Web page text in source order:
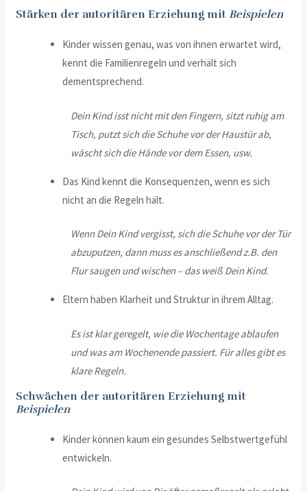
Stärken der autoritären Erziehung mit Beispielen
Kinder wissen genau, was von ihnen erwartet wird,
kennt die Familienregeln und verhält sich
dementsprechend.
Dein Kind isst nicht mit den Fingern, sitzt ruhig am
Tisch, putzt sich die Schuhe vor der Haustür ab,
wäscht sich die Hände vor dem Essen, usw.
Das Kind kennt die Konsequenzen, wenn es sich
nicht an die Regeln hält.
Wenn Dein Kind vergisst, sich die Schuhe vor der Tür
abzuputzen, dann muss es anschließend z.B. den
Flur saugen und wischen – das weiß Dein Kind.
Eltern haben Klarheit und Struktur in ihrem Alltag.
Es ist klar geregelt, wie die Wochentage ablaufen
und was am Wochenende passiert. Für alles gibt es
klare Regeln.
Schwächen der autoritären Erziehung mit
Beispielen
Kinder können kaum ein gesundes Selbstwertgefühl
entwickeln.